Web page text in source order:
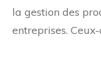
la gestion des
entreprises.